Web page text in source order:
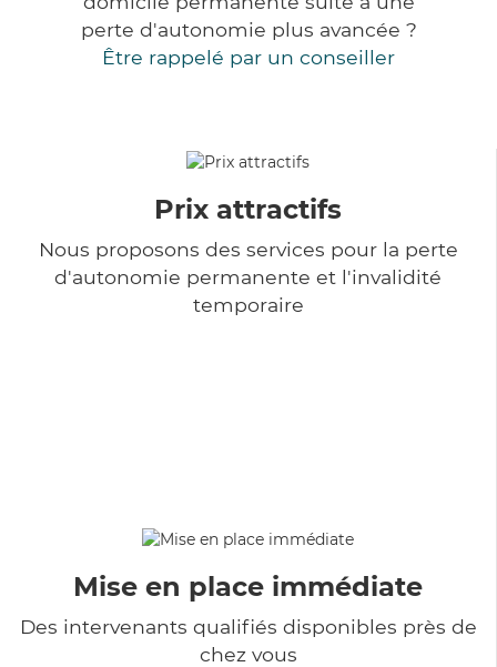
perte d'autonomie plus avancée ?
Être rappelé par un conseiller
Prix attractifs
Nous proposons des services pour la perte
d'autonomie permanente et l'invalidité
temporaire
Mise en place immédiate
Des intervenants qualifiés disponibles près de
chez vous